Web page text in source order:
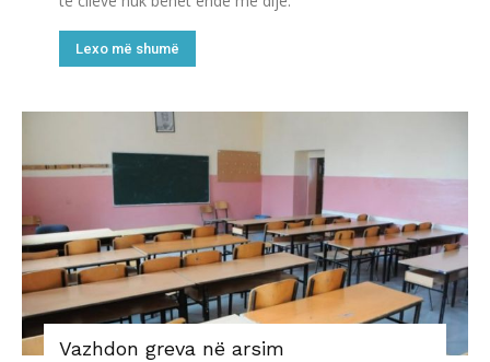
Lexo më shumë
Vazhdon greva në arsim